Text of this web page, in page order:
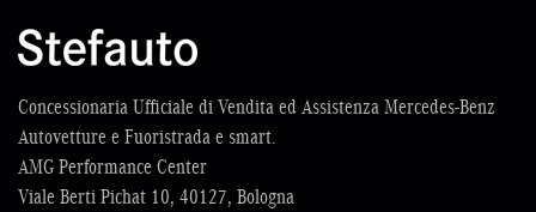
Concessionaria Ufficiale di Vendita ed Assistenza Mercedes-Benz
Autovetture e Fuoristrada e smart.
AMG Performance Center
Viale Berti Pichat 10, 40127, Bologna